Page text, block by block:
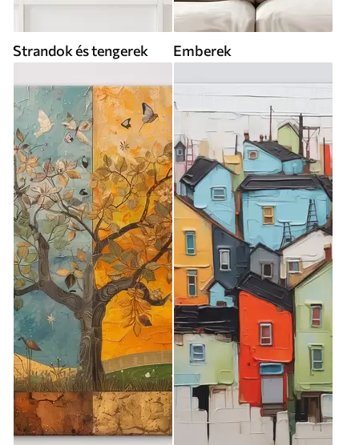
Strandok és tengerek Emberek